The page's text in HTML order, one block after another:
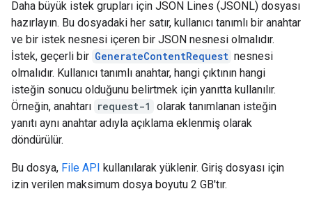
Daha büyük istek grupları için JSON Lines (JSONL) dosyası
hazırlayın. Bu dosyadaki her satır, kullanıcı tanımlı bir anahtar
ve bir istek nesnesi içeren bir JSON nesnesi olmalıdır.
İstek, geçerli bir GenerateContentRequest nesnesi
olmalıdır. Kullanıcı tanımlı anahtar, hangi çıktının hangi
isteğin sonucu olduğunu belirtmek için yanıtta kullanılır.
Örneğin, anahtarı request-1 olarak tanımlanan isteğin
yanıtı aynı anahtar adıyla açıklama eklenmiş olarak
döndürülür.
Bu dosya, File API kullanılarak yüklenir. Giriş dosyası için
izin verilen maksimum dosya boyutu 2 GB'tır.